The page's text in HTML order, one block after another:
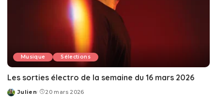
Musique Sélections
Les sorties électro de la semaine du 16 mars 2026
Posted
Julien 20 mars 2026